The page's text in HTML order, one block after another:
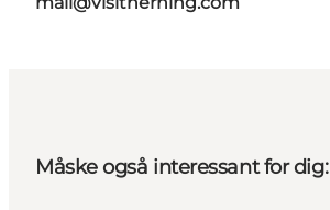
Måske også interessant for dig: